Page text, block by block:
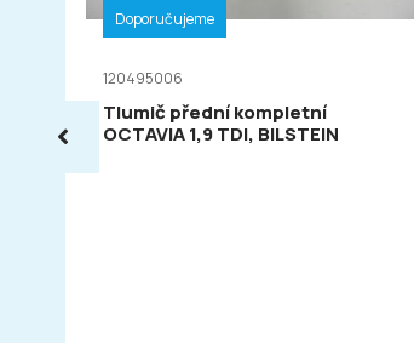
Doporučujeme
120495006
Tlumič přední kompletní
OCTAVIA 1,9 TDI, BILSTEIN